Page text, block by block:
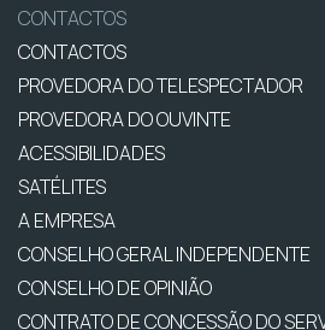
CONTACTOS
CONTACTOS
PROVEDORA DO TELESPECTADOR
PROVEDORA DO OUVINTE
ACESSIBILIDADES
SATÉLITES
A EMPRESA
CONSELHO GERAL INDEPENDENTE
CONSELHO DE OPINIÃO
CONTRATO DE CONCESSÃO DO